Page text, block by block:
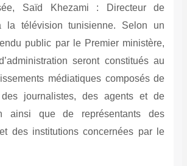
Saïd Khezami : Directeur de
la télévision tunisienne. Selon un
public par le Premier ministère,
seront constitués au
médiatiques composés de
des journalistes, des agents et de
ainsi que de représentants des
des institutions concernées par le